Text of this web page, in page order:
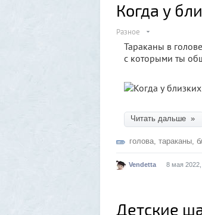
Когда у
Разное
Тараканы в
с которыми ты
Читать дальше »
голова, тараканы,
Vendetta 8 мая
Детские